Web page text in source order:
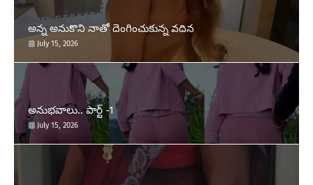
అన్న అనుకొని నాతో దెంగించుకున్న వదిన
July 15, 2026
అనుభవాలు.. పార్ట్ -1
July 15, 2026